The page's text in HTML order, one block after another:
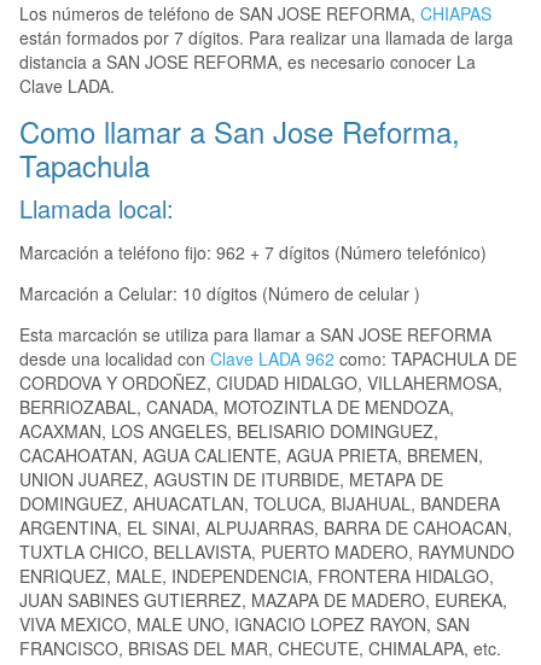
Los números de teléfono de SAN JOSE REFORMA, CHIAPAS
están formados por 7 dígitos. Para realizar una llamada de larga
distancia a SAN JOSE REFORMA, es necesario conocer La
Clave LADA.
Como llamar a San Jose Reforma,
Tapachula
Llamada local:
Marcación a teléfono fijo: 962 + 7 dígitos (Número telefónico)
Marcación a Celular: 10 dígitos (Número de celular )
Esta marcación se utiliza para llamar a SAN JOSE REFORMA
desde una localidad con Clave LADA 962 como: TAPACHULA DE
CORDOVA Y ORDOÑEZ, CIUDAD HIDALGO, VILLAHERMOSA,
BERRIOZABAL, CANADA, MOTOZINTLA DE MENDOZA,
ACAXMAN, LOS ANGELES, BELISARIO DOMINGUEZ,
CACAHOATAN, AGUA CALIENTE, AGUA PRIETA, BREMEN,
UNION JUAREZ, AGUSTIN DE ITURBIDE, METAPA DE
DOMINGUEZ, AHUACATLAN, TOLUCA, BIJAHUAL, BANDERA
ARGENTINA, EL SINAI, ALPUJARRAS, BARRA DE CAHOACAN,
TUXTLA CHICO, BELLAVISTA, PUERTO MADERO, RAYMUNDO
ENRIQUEZ, MALE, INDEPENDENCIA, FRONTERA HIDALGO,
JUAN SABINES GUTIERREZ, MAZAPA DE MADERO, EUREKA,
VIVA MEXICO, MALE UNO, IGNACIO LOPEZ RAYON, SAN
FRANCISCO, BRISAS DEL MAR, CHECUTE, CHIMALAPA, etc.